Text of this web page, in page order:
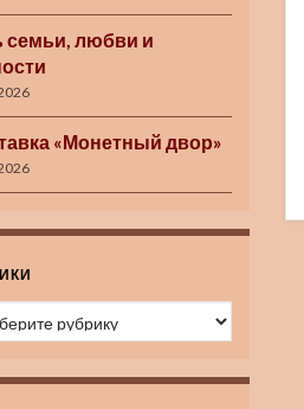
семьи, любви и
«Монетный двор»